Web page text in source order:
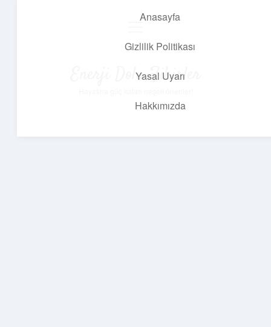
Anasayfa
Gizlilik Politikası
Yasal Uyarı
Hakkımızda
Enerji Dolu Fikirler